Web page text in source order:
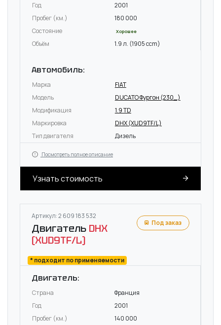
Год
2001
Пробег (км.)
180 000
Состояние
Хорошее
Объём 1.9 л. (1905 ccm)
Автомобиль:
Марка
FIAT
Модель
DUCATO Фургон (230_)
Модификация
1.9 TD
Маркировка
DHX (XUD9TF/L)
Тип двигателя
Дизель
Посмотреть полное описание
Узнать стоимость
Артикул: 2 609 183 532
Двигатель DHX
(XUD9TF/L)
* подходит по применяемости
Под заказ
Двигатель:
Страна
Франция
Год
2001
Пробег (км.)
140 000